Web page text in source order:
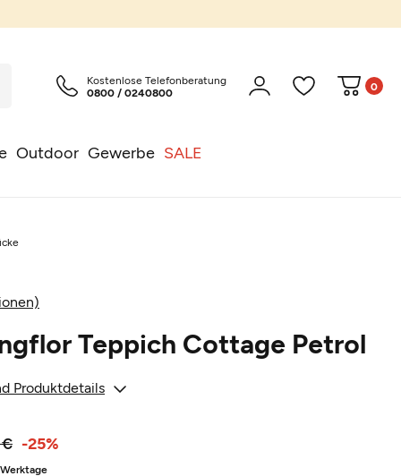
Outdoor Gewerbe SALE
Kostenlose Telefonberatung
0800 / 0240800
0
Teppich Cottage Petrol
Produktdetails
€ -25%